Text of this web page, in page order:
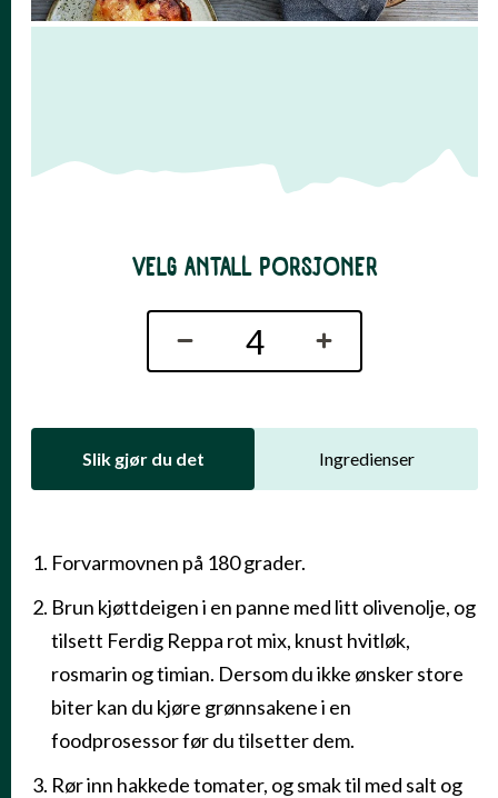
VELG ANTALL PORSJONER
Slik gjør du det Ingredienser
SLIK GJØR DU DET
Forvarmovnen på 180 grader.
Brun kjøttdeigen i en panne med litt olivenolje, og
tilsett Ferdig Reppa rot mix, knust hvitløk,
rosmarin og timian. Dersom du ikke ønsker store
biter kan du kjøre grønnsakene i en
foodprosessor før du tilsetter dem.
Rør inn hakkede tomater, og smak til med salt og